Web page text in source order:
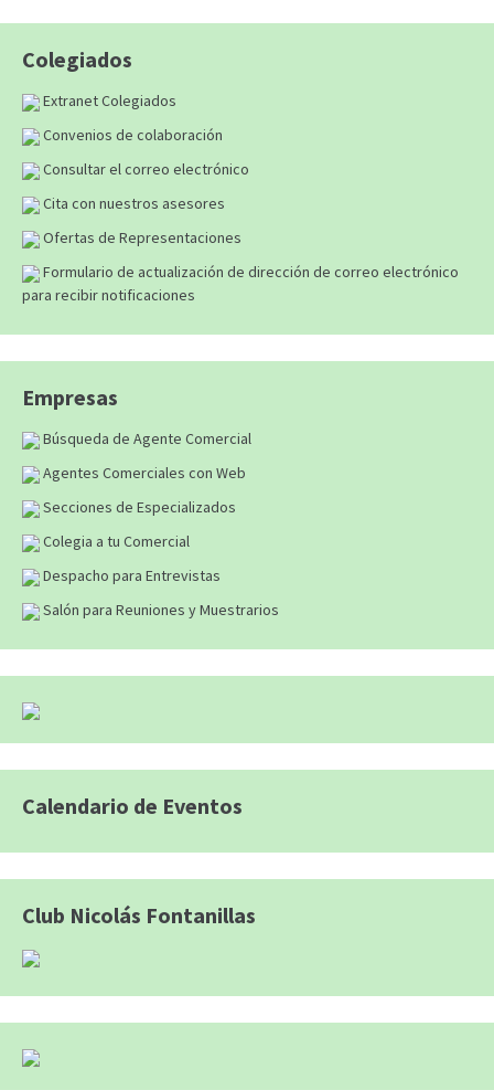
Colegiados
Extranet Colegiados
Convenios de colaboración
Consultar el correo electrónico
Cita con nuestros asesores
Ofertas de Representaciones
Formulario de actualización de dirección de correo electrónico
para recibir notificaciones
Empresas
Búsqueda de Agente Comercial
Agentes Comerciales con Web
Secciones de Especializados
Colegia a tu Comercial
Despacho para Entrevistas
Salón para Reuniones y Muestrarios
Calendario de Eventos
Club Nicolás Fontanillas